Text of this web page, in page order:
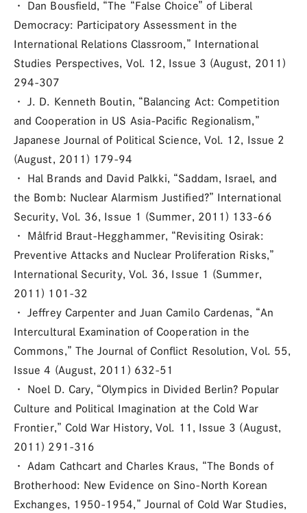
・ Dan Bousfield, “The “False Choice” of Liberal
Democracy: Participatory Assessment in the
International Relations Classroom,” International
Studies Perspectives, Vol. 12, Issue 3 (August, 2011)
294-307
・ J. D. Kenneth Boutin, “Balancing Act: Competition
and Cooperation in US Asia-Pacific Regionalism,”
Japanese Journal of Political Science, Vol. 12, Issue 2
(August, 2011) 179-94
・ Hal Brands and David Palkki, “Saddam, Israel, and
the Bomb: Nuclear Alarmism Justified?” International
Security, Vol. 36, Issue 1 (Summer, 2011) 133-66
・ Målfrid Braut-Hegghammer, “Revisiting Osirak:
Preventive Attacks and Nuclear Proliferation Risks,”
International Security, Vol. 36, Issue 1 (Summer,
2011) 101-32
・ Jeffrey Carpenter and Juan Camilo Cardenas, “An
Intercultural Examination of Cooperation in the
Commons,” The Journal of Conflict Resolution, Vol. 55,
Issue 4 (August, 2011) 632-51
・ Noel D. Cary, “Olympics in Divided Berlin? Popular
Culture and Political Imagination at the Cold War
Frontier,” Cold War History, Vol. 11, Issue 3 (August,
2011) 291-316
・ Adam Cathcart and Charles Kraus, “The Bonds of
Brotherhood: New Evidence on Sino-North Korean
Exchanges, 1950-1954,” Journal of Cold War Studies,